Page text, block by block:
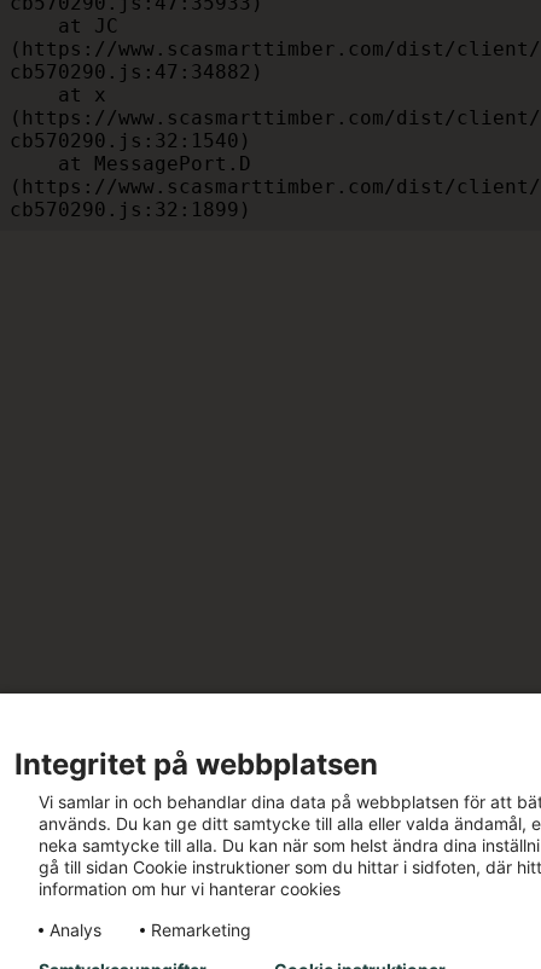
(https://www.scasmarttimber.com/dist/
cb570290.js:47:34882)
(https://www.scasmarttimber.com/dist/
cb570290.js:32:1540)
(https://www.scasmarttimber.com/dist/
cb570290.js:32:1899)
Integritet på webbplatsen
Vi samlar in och behandlar dina data på webbplatsen för att
används. Du kan ge ditt samtycke till alla eller valda ändamål,
neka samtycke till alla. Du kan när som helst ändra dina
gå till sidan Cookie instruktioner som du hittar i sidfoten, där
information om hur vi hanterar cookies
Analys
Remarketing